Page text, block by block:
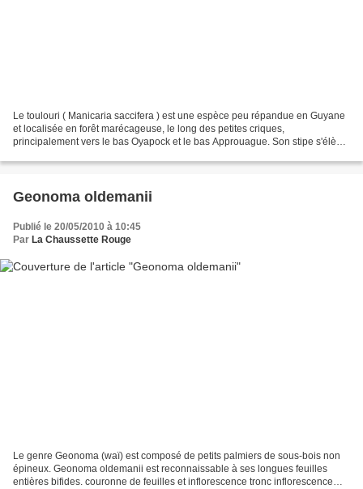
Le toulouri ( Manicaria saccifera ) est une espèce peu répandue en Guyane
et localisée en forêt marécageuse, le long des petites criques,
principalement vers le bas Oyapock et le bas Approuague. Son stipe s'élève
Geonoma oldemanii
Publié le 20/05/2010 à 10:45
Par La Chaussette Rouge
Le genre Geonoma (waï) est composé de petits palmiers de sous-bois non
épineux. Geonoma oldemanii est reconnaissable à ses longues feuilles
entières bifides. couronne de feuilles et inflorescence tronc inflorescence